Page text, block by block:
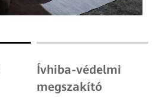
Ívhiba-védelmi
megszakító